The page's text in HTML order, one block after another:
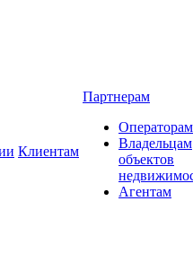
Клиентам
Партнерам
Операторам
Владельцам
объектов
Агентам